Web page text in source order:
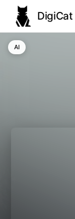
DigiCat
AI
AI